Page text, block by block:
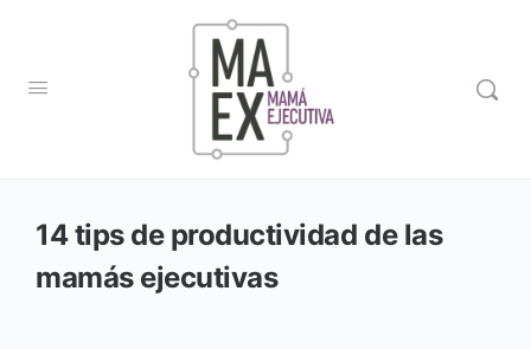
14 tips de productividad de las
mamás ejecutivas